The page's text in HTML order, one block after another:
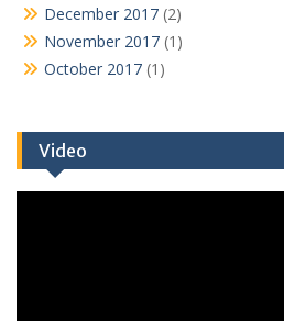
December 2017 (2)
November 2017 (1)
October 2017 (1)
Video